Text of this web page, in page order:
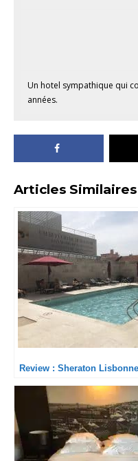
Un hotel sympathique qui
années.
Articles Similaires
Review : Sheraton